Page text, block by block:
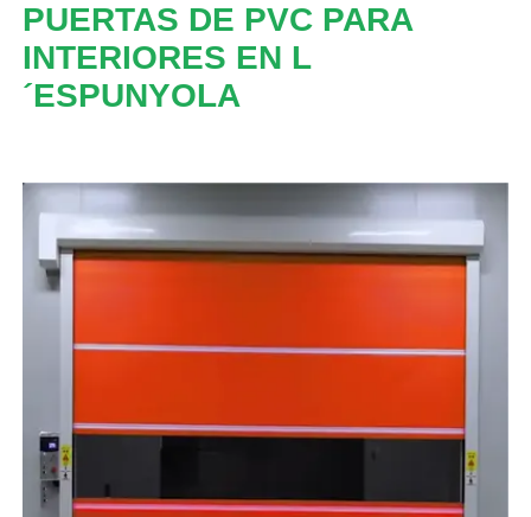
PUERTAS DE PVC PARA
INTERIORES EN L
´ESPUNYOLA